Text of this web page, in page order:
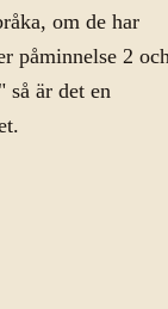
om de har
påminnelse 2
så är det en